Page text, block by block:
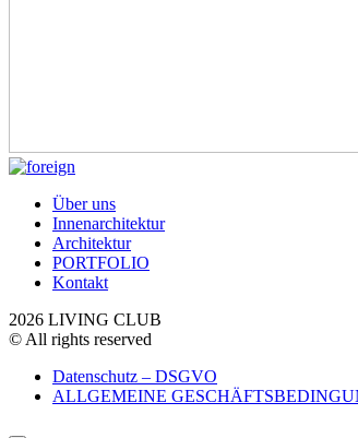
Über uns
Innenarchitektur
Architektur
PORTFOLIO
Kontakt
2026 LIVING CLUB
© All rights reserved
Datenschutz – DSGVO
ALLGEMEINE